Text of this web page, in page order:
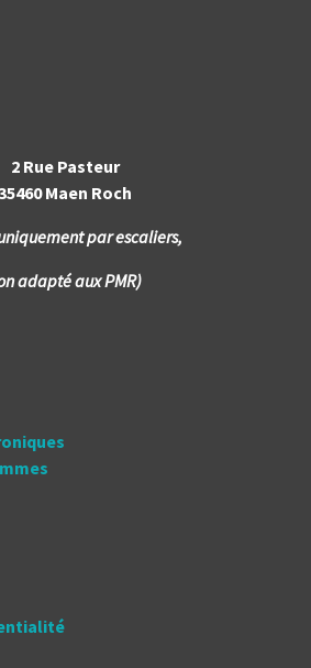
2 Rue Pasteur
Maen Roch
par escaliers,
adapté aux PMR)